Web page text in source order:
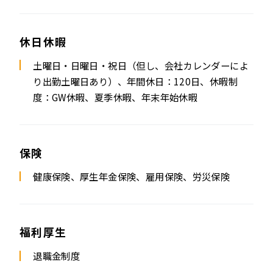
休日休暇
土曜日・日曜日・祝日（但し、会社カレンダーによ
り出勤土曜日あり）、 年間休日：120日、 休暇制
度：GW休暇、夏季休暇、年末年始休暇
保険
健康保険、厚生年金保険、雇用保険、労災保険
福利厚生
退職金制度